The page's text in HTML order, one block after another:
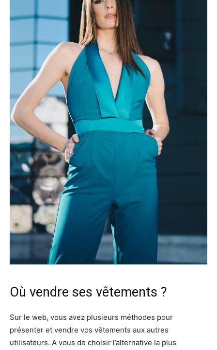
Où vendre ses vêtements ?
Sur le web, vous avez plusieurs méthodes pour
présenter et vendre vos vêtements aux autres
utilisateurs. A vous de choisir l’alternative la plus